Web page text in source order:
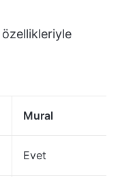
Mural
Evet